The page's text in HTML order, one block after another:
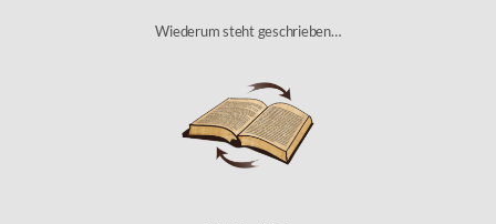
Wiederum steht geschrieben…